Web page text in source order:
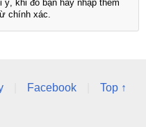
khi đó bạn hãy nhập thêm
chính xác.
Facebook Top ↑